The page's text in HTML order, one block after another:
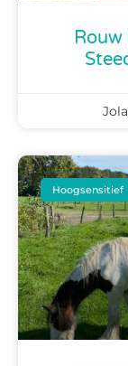
Rouw
Hoogsensitief